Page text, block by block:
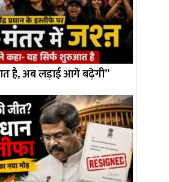
है, अब लड़ाई आगे बढ़ेगी”